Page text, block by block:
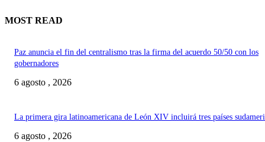
MOST READ
Paz anuncia el fin del centralismo tras la firma del acuerdo 50/50 con los
gobernadores
6 agosto , 2026
La primera gira latinoamericana de León XIV incluirá tres países
6 agosto , 2026